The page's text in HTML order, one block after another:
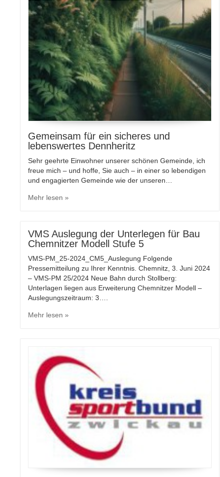
Gemeinsam für ein sicheres und
lebenswertes Dennheritz
Sehr geehrte Einwohner unserer schönen Gemeinde, ich
freue mich – und hoffe, Sie auch – in einer so lebendigen
und engagierten Gemeinde wie der unseren…
Mehr lesen »
VMS Auslegung der Unterlegen für Bau
Chemnitzer Modell Stufe 5
VMS-PM_25-2024_CM5_Auslegung Folgende
Pressemitteilung zu Ihrer Kenntnis. Chemnitz, 3. Juni 2024
– VMS-PM 25/2024 Neue Bahn durch Stollberg:
Unterlagen liegen aus Erweiterung Chemnitzer Modell –
Auslegungszeitraum: 3….
Mehr lesen »